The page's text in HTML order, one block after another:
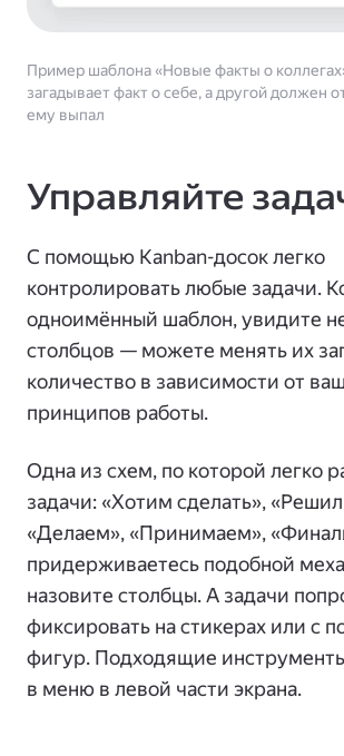
Пример шаблона «Новые факты о
загадывает факт о себе, а другой должен
ему выпал
Управляйте
С помощью Kanban-досок легко
контролировать любые задачи.
одноимённый шаблон, увидите
столбцов — можете менять их
количество в зависимости от
принципов работы.
Одна из схем, по которой легко
задачи: «Хотим сделать»,
«Делаем», «Принимаем»,
придерживаетесь подобной
назовите столбцы. А задачи
фиксировать на стикерах или с
фигур. Подходящие
в меню в левой части экрана.